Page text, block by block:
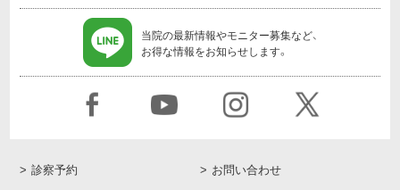
当院の最新情報やモニター募集など、
お得な情報をお知らせします。
診察予約 お問い合わせ